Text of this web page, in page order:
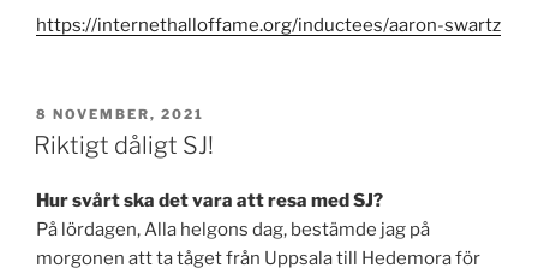
https://internethalloffame.org/inductees/aaron-swartz
PUBLICERAT
8 NOVEMBER, 2021
Riktigt dåligt SJ!
Hur svårt ska det vara att resa med SJ?
På lördagen, Alla helgons dag, bestämde jag på
morgonen att ta tåget från Uppsala till Hedemora för